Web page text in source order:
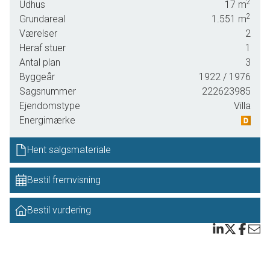
charme og moderne komfort.
Planløsningen i stueplan er funktionel og indbydende med
entré, teknikrum, nedgang til lille kælder og loftslem til 1. sal.
Herudover findes et pænt køkken, et stort soveværelse
med nyt gulv og masser af skabsplads samt en dejlig
spise- og opholdsstue. Den lyse karnap og de mange
vinduespartier giver et skønt lysindfald, som understreger
boligens varme og hjemlige stemning.
Badeværelset er nyt og indrettet med bruseniché og
gulvvarme, så komforten er tænkt ind i hverdagen. Til
ejendommen hører desuden en stor garage med tilhørende
værksted - enhver mands drøm, nyere orangeri,
redskabsskur og drivhus, hvilket giver gode rammer for
både hobby, opbevaring og det praktiske familieliv. Udenfor
venter en dejlig terrasse, hvor sommeren kan nydes i fred
Udhus 17 m2
Grundareal 1.551 m2
Værelser
2
Heraf stuer
1
Antal plan
3
Byggeår
1922 / 1976
Sagsnummer
222623985
Ejendomstype
Villa
Energimærke
Hent salgsmateriale
Bestil fremvisning
Bestil vurdering